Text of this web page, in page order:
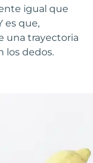
igual que
es que,
una trayectoria
los dedos.